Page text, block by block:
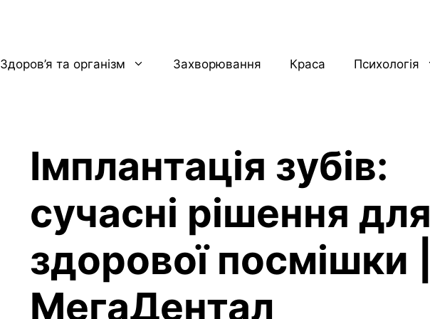
Здоров’я та організм Захворювання Краса Психологія
Імплантація зубів:
сучасні рішення для
здорової посмішки |
МегаДентал